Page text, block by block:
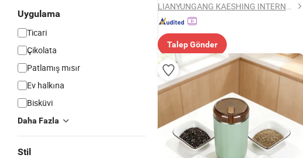
Uygulama
Ticari
Çikolata
Patlamış mısır
Ev halkına
Bisküvi
Daha Fazla
Stil
LIANYUNGANG KAESHING INTERNATIONAL TRADING CO., LTD.
Talep Gönder